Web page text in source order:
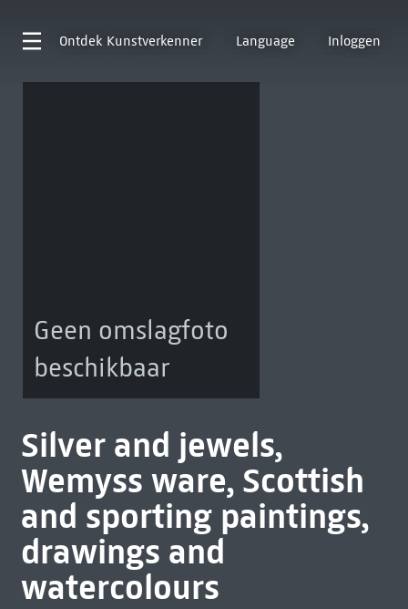
Ontdek Kunstverkenner Language Inloggen
Geen omslagfoto
beschikbaar
Silver and jewels,
Wemyss ware, Scottish
and sporting paintings,
drawings and
watercolours